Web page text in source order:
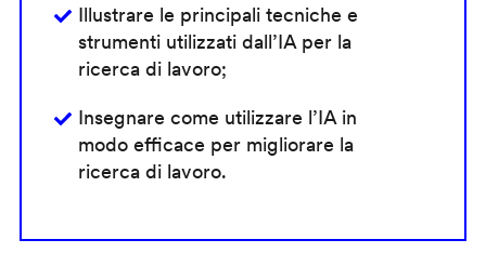
Illustrare le principali tecniche e
strumenti utilizzati dall’IA per la
ricerca di lavoro;
Insegnare come utilizzare l’IA in
modo efficace per migliorare la
ricerca di lavoro.